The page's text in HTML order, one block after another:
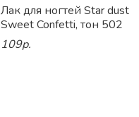
Лак для ногтей Star dust
Sweet Confetti, тон 502
109р.